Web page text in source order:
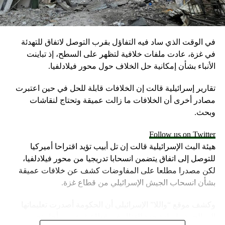
في الوقت الذي ساد فيه التفاؤل بقرب التوصل لاتفاق للتهدئة
في غزة، عادت ملفات خلافية لتظهر على السطح، إذ تباينت
الأنباء بشأن إمكانية حل الخلاف حول محور فيلادلفيا.
تقارير إسرائيلية قالت إن الخلافات قابلة للحل في حين اعتبرت
مصادر أخرى أن الخلافات ما زالت عميقة وتحتاج لنقاشات
وبحث.
Follow us on Twitter
هيئة البث الإسرائيلية قالت إن تل أبيب تؤيد اقتراحا أميركيا
للتوصل إلى اتفاق يتضمن انسحابا تدريجيا من محور فيلادلفيا،
لكن مصدرا مطلعا على المفاوضات كشف عن خلافات عميقة
بشأن انسحاب الجيش الإسرائيلي من قطاع غزة.